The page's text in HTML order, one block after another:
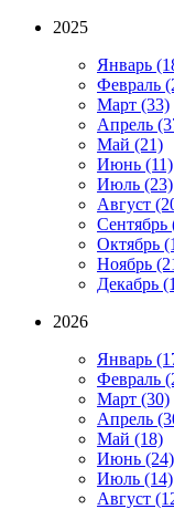
2025
Январь
Февраль
Март (33)
Апрель
Май (21)
Июнь (11)
Июль (23)
Август
Сентябрь
Октябрь
Ноябрь
Декабрь
2026
Январь
Февраль
Март (30)
Апрель
Май (18)
Июнь (24)
Июль (14)
Август